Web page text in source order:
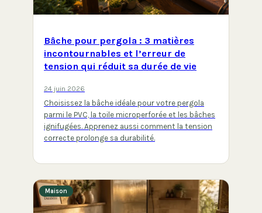
Bâche pour pergola : 3 matières
incontournables et l’erreur de
tension qui réduit sa durée de vie
24 juin 2026
Choisissez la bâche idéale pour votre pergola
parmi le PVC, la toile microperforée et les bâches
ignifugées. Apprenez aussi comment la tension
correcte prolonge sa durabilité.
Maison